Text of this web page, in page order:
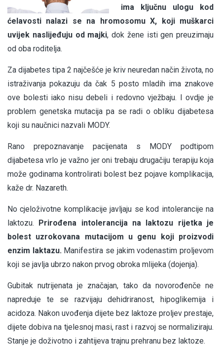
ima ključnu ulogu kod
ćelavosti nalazi se na hromosomu X, koji muškarci
uvijek naslijeđuju od majki, dok žene isti gen preuzimaju
od oba roditelja.
Za dijabetes tipa 2 najčešće je kriv neuredan način života, no
istraživanja pokazuju da čak 5 posto mladih ima znakove
ove bolesti iako nisu debeli i redovno vježbaju. I ovdje je
problem genetska mutacija pa se radi o obliku dijabetesa
koji su naučnici nazvali MODY.
Rano prepoznavanje pacijenata s MODY podtipom
dijabetesa vrlo je važno jer oni trebaju drugačiju terapiju koja
može godinama kontrolirati bolest bez pojave komplikacija,
kaže dr. Nazareth.
No cjeloživotne komplikacije javljaju se kod intolerancije na
laktozu.
Prirođena intolerancija na laktozu rijetka je
bolest uzrokovana mutacijom u genu koji proizvodi
enzim laktazu. Manifestira se jakim vodenastim proljevom
koji se javlja ubrzo nakon prvog obroka mlijeka (dojenja).
Gubitak nutrijenata je značajan, tako da novorođenče ne
napreduje te se razvijaju dehidriranost, hipoglikemija i
acidoza. Nakon uvođenja dijete bez laktoze proljev prestaje,
dijete dobiva na tjelesnoj masi, rast i razvoj se normaliziraju.
Stanje je doživotno i zahtijeva trajnu prehranu bez laktoze.